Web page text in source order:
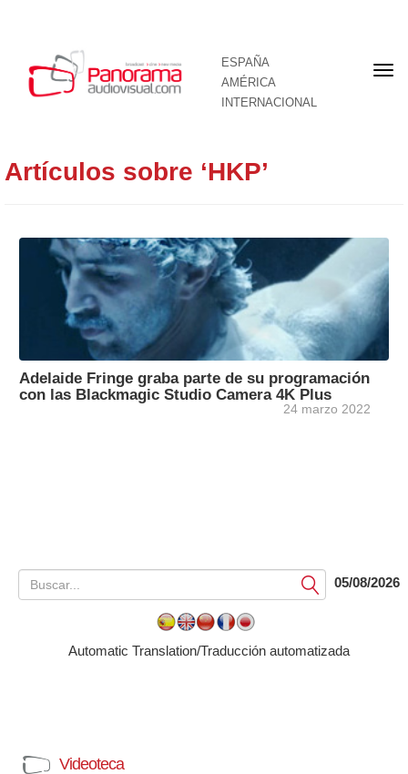
ESPAÑA
AMÉRICA
INTERNACIONAL
Artículos sobre ‘HKP’
Adelaide Fringe graba parte de su programación
con las Blackmagic Studio Camera 4K Plus
24 marzo 2022
Submit05/08/2026
Automatic Translation/Traducción automatizada
Videoteca